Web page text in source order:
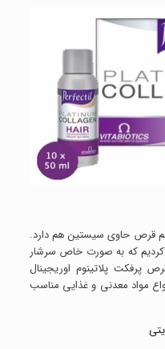
قرص حاوی سیستین هم دارد.
که به صورت خاص سرشار
و ویتامین ب-۶ بود. قرص پرفکت پلاتینوم اوریجینال
مواد معدنی و غذایی مناسب